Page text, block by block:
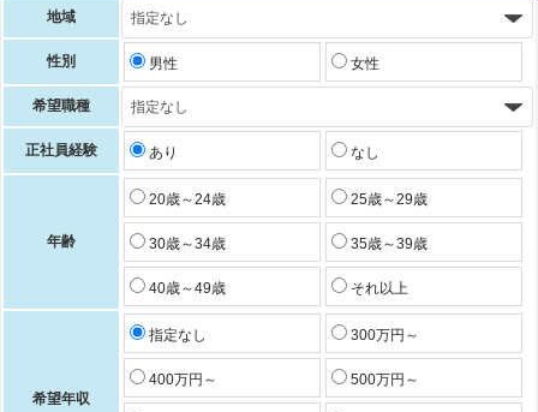
地域
性別 男性 女性
希望職種
正社員経験 あり なし
年齢
20歳～24歳 25歳～29歳
30歳～34歳 35歳～39歳
40歳～49歳 それ以上
希望年収
指定なし 300万円～
400万円～ 500万円～